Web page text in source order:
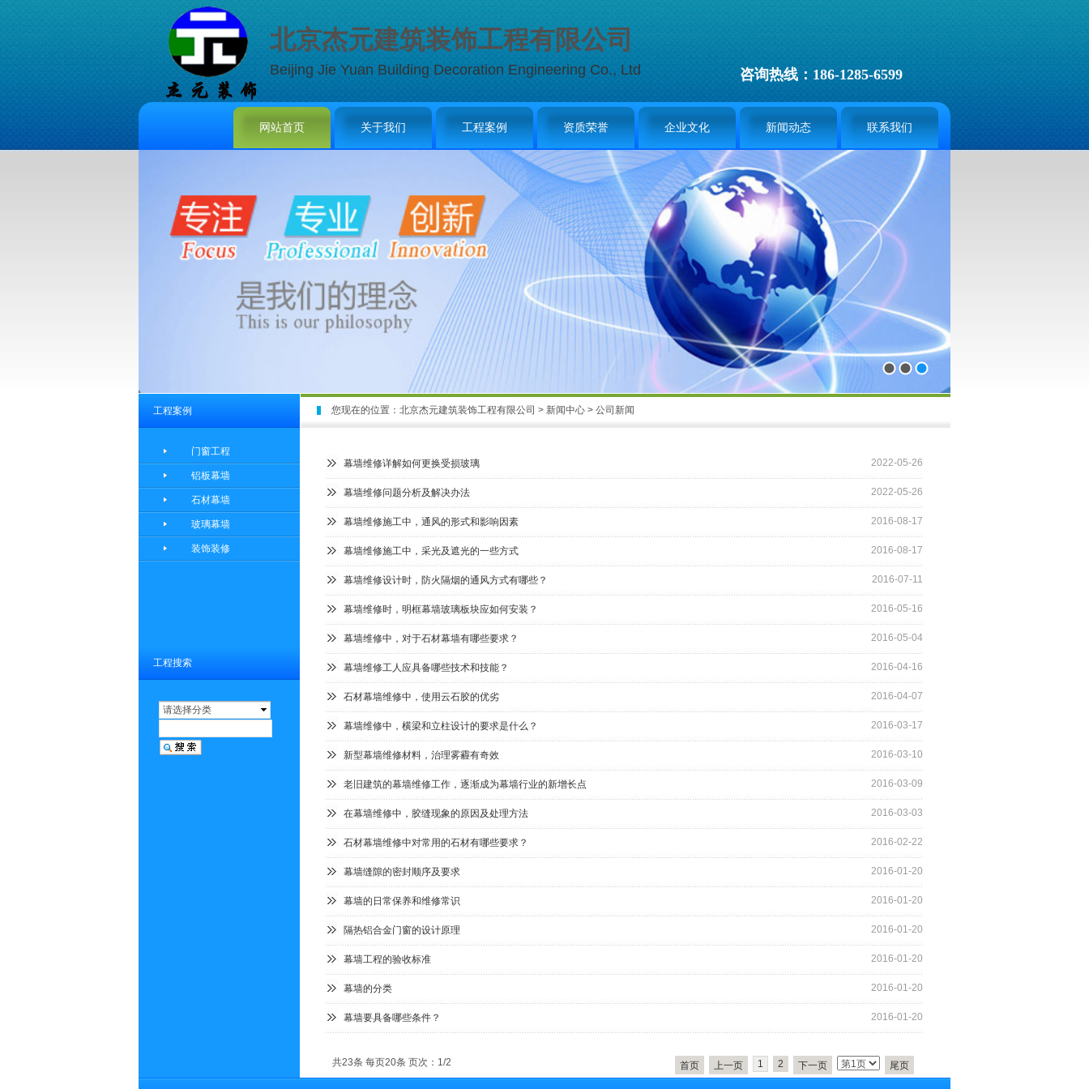
网站首页 关于我们 工程案例 资质荣誉 企业文化 新闻动态 联系我们
北京杰元建筑装饰工程有限公司
Beijing Jie Yuan Building Decoration Engineering Co., Ltd 咨询热线：186-1285-6599
您现在的位置： 北京杰元建筑装饰工程有限公司 > 新闻中心 > 公司新闻
工程搜索
请选择分类
幕墙维修详解如何更换受损玻璃 2022-05-26
幕墙维修问题分析及解决办法 2022-05-26
幕墙维修施工中，通风的形式和影响因素 2016-08-17
幕墙维修施工中，采光及遮光的一些方式 2016-08-17
幕墙维修设计时，防火隔烟的通风方式有哪些？ 2016-07-11
幕墙维修时，明框幕墙玻璃板块应如何安装？ 2016-05-16
幕墙维修中，对于石材幕墙有哪些要求？ 2016-05-04
幕墙维修工人应具备哪些技术和技能？ 2016-04-16
石材幕墙维修中，使用云石胶的优劣 2016-04-07
幕墙维修中，横梁和立柱设计的要求是什么？ 2016-03-17
新型幕墙维修材料，治理雾霾有奇效 2016-03-10
老旧建筑的幕墙维修工作，逐渐成为幕墙行业的新增长点 2016-03-09
在幕墙维修中，胶缝现象的原因及处理方法 2016-03-03
石材幕墙维修中对常用的石材有哪些要求？ 2016-02-22
幕墙缝隙的密封顺序及要求 2016-01-20
幕墙的日常保养和维修常识 2016-01-20
隔热铝合金门窗的设计原理 2016-01-20
幕墙工程的验收标准 2016-01-20
幕墙的分类 2016-01-20
幕墙要具备哪些条件？ 2016-01-20
共23条 每页20条 页次：1/2 首页 上一页 1 2 下一页 尾页
工程案例
门窗工程
铝板幕墙
石材幕墙
玻璃幕墙
装饰装修